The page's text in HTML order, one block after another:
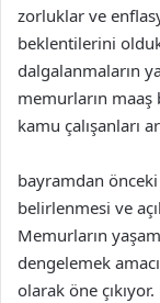
zorluklar ve
beklentilerini
dalgalanmaların
memurların
kamu çalışanları
bayramdan önceki
belirlenmesi ve
Memurların
dengelemek
olarak öne